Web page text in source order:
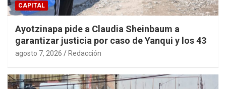
CAPITAL
Ayotzinapa pide a Claudia Sheinbaum a
garantizar justicia por caso de Yanqui y los 43
agosto 7, 2026 Redacción